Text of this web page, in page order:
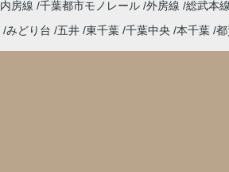
内房線 千葉都市モノレール 外房線 総武本線
みどり台 五井 東千葉 千葉中央 本千葉